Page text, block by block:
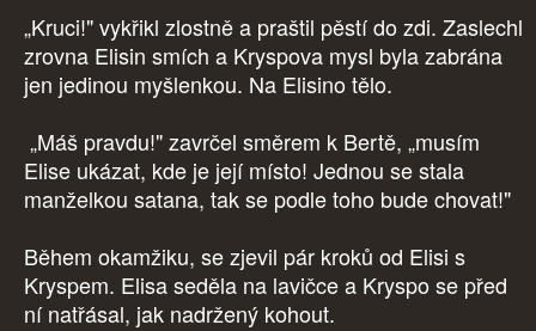
„Kruci!" vykřikl zlostně a praštil pěstí do zdi. Zaslechl
zrovna Elisin smích a Kryspova mysl byla zabrána
jen jedinou myšlenkou. Na Elisino tělo.
„Máš pravdu!" zavrčel směrem k Bertě, „musím
Elise ukázat, kde je její místo! Jednou se stala
manželkou satana, tak se podle toho bude chovat!"
Během okamžiku, se zjevil pár kroků od Elisi s
Kryspem. Elisa seděla na lavičce a Kryspo se před
ní natřásal, jak nadržený kohout.